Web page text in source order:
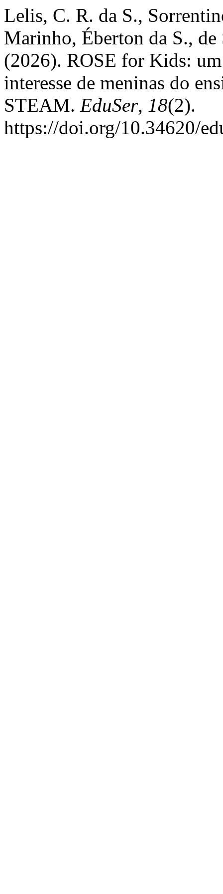
Lelis, C. R. da S.,
Marinho, Éberton da S.,
(2026). ROSE for Kids:
interesse de meninas do
STEAM. EduSer, 18(2).
https://doi.org/10.34620/